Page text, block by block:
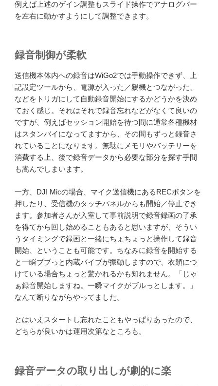
例えば上述のゲイン調整もスライド操作でアナログバー
を左右に動かすようにして調整できます。
録音制御が柔軟
送信機本体内への録音はWiGo2では手動操作できず、上
記設定ツールから、電源が入った／親機とつながった、
などをトリガにして自動録音開始にするかどうかを決め
ておく感じ。それはそれで録音忘れなどがなくて良いの
ですが、例えばセッション開始を待つ間に通常各種機材
はスタンバイになってますから、その間もずっと録音さ
れていることになります。無駄にメモリやバッテリーを
消費する上、後で録音データから必要な部分を探す手間
も嵩んでしまいます。
一方、DJI Micの場合、マイク送信機にあるRECボタンを
押したり、受信機のタッチパネルからも開始／停止でき
ます。参加者さんが入室して事前説明で録音録画の了承
を得てから回し始めることもあると思いますが、そうい
うタイミングで録画と一緒にちょちょっと操作して録音
開始、ということも可能です。ちなみに録音を開始する
と一瞬ブブっと内蔵バイブが振動しますので、衣類につ
けている場合ちょっと驚かれるかも知れません。「じゃ
ぁ録音開始しますね。一瞬マイクがブルっとします。」
なんて断りながらやってました。
とはいえスタートし忘れたこともやっぱりあったので、
どちらが良いかは運用次第なところも。
録音データの取り出しが劇的に楽